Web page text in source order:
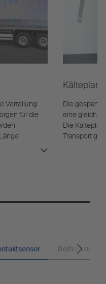
Verteilung
für die
Kälteplane
Die
eine
Die
Transport